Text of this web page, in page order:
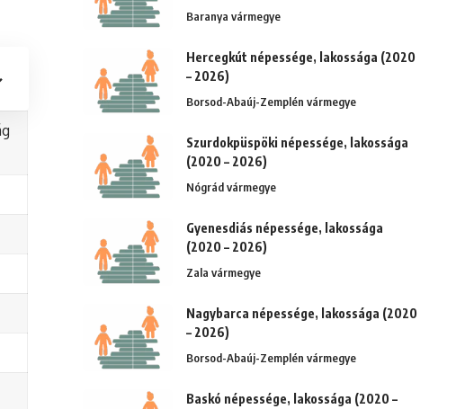
Baranya vármegye
Hercegkút népessége, lakossága (2020
– 2026)
Borsod-Abaúj-Zemplén vármegye
Szurdokpüspöki népessége, lakossága
(2020 – 2026)
Nógrád vármegye
Gyenesdiás népessége, lakossága
(2020 – 2026)
Zala vármegye
Nagybarca népessége, lakossága (2020
– 2026)
Borsod-Abaúj-Zemplén vármegye
Baskó népessége, lakossága (2020 –